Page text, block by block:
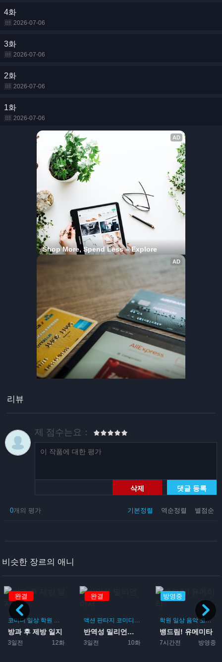
4화
2026-07-06
3화
2026-07-06
2화
2026-07-06
1화
2026-07-06
리뷰
제 점수는요：
삭제 댓글 등록
기본정렬 역순정렬 별점순
0개의 평가
비슷한 장르의 애니
부활동
완결
액션 판타지 코미디
반역성 밀리언아서
3일전 10화
방영중
학원 일상 음악 코미디
뱅드림! 유메미타
7시간전 방영중
방영중
판타지
LV999의 마을사람
1일전 방영중